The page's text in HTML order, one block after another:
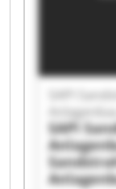
SAPI
SAPI